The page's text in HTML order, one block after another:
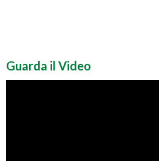
Guarda il Video